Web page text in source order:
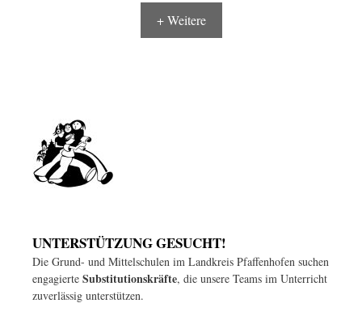
+ Weitere
UNTERSTÜTZUNG GESUCHT!
Die Grund- und Mittelschulen im Landkreis Pfaffenhofen suchen
engagierte Substitutionskräfte, die unsere Teams im Unterricht
zuverlässig unterstützen.